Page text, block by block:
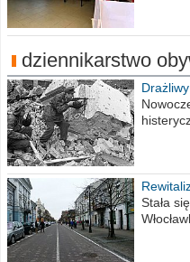
dziennikarstwo
Stała